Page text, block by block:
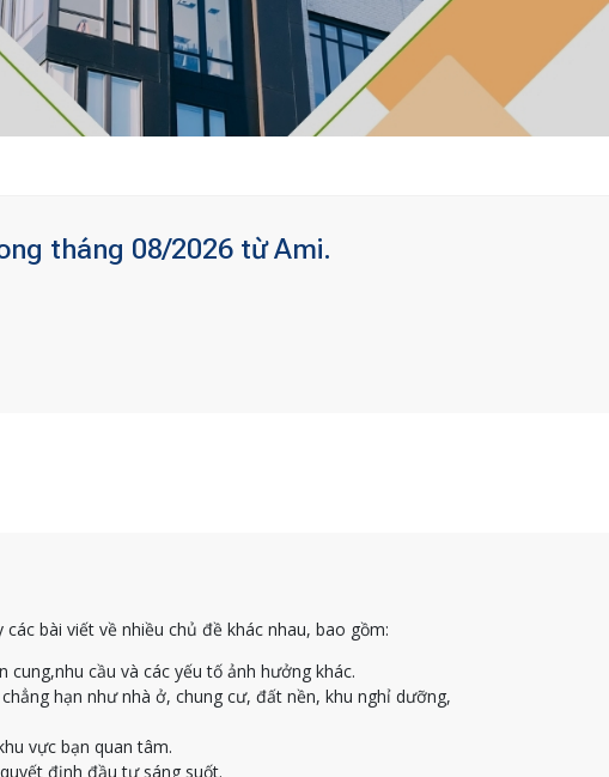
tháng 08/2026 từ Ami.
bài viết về nhiều chủ đề khác nhau, bao gồm:
cầu và các yếu tố ảnh hưởng khác.
hạn như nhà ở, chung cư, đất nền, khu nghỉ dưỡng,
vực bạn quan tâm.
định đầu tư sáng suốt.